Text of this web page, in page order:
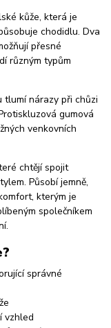
kůže, která je
chodidlu. Dva
přesné
různým typům
nárazy při chůzi
gumová
venkovních
chtějí spojit
Působí jemně,
kterým je
společníkem
správné
vzhled